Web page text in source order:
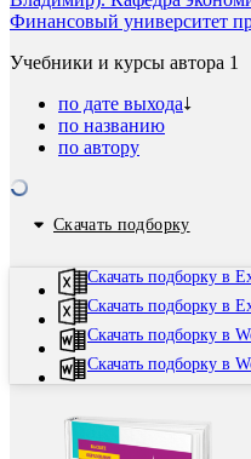
Финансовый университет
Учебники и курсы автора 1
по дате выхода
по названию
по автору
Скачать подборку
Скачать подборку в
Скачать подборку в
Скачать подборку в
Скачать подборку в